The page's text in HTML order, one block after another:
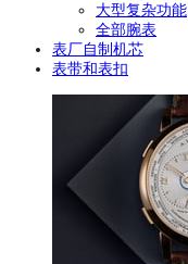
大型复杂功能
全部腕表
表厂自制机芯
表带和表扣